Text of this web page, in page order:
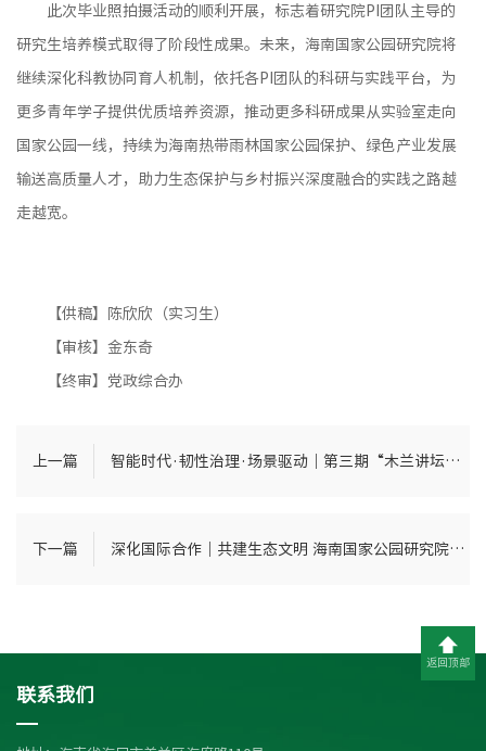
此次毕业照拍摄活动的顺利开展，标志着研究院PI团队主导的
研究生培养模式取得了阶段性成果。未来，海南国家公园研究院将
继续深化科教协同育人机制，依托各PI团队的科研与实践平台，为
更多青年学子提供优质培养资源，推动更多科研成果从实验室走向
国家公园一线，持续为海南热带雨林国家公园保护、绿色产业发展
输送高质量人才，助力生态保护与乡村振兴深度融合的实践之路越
走越宽。
【供稿】陈欣欣（实习生）
【审核】金东奇
【终审】党政综合办
上一篇 智能时代·韧性治理·场景驱动｜第三期“木兰讲坛”专题学术报告会顺利举办
下一篇 深化国际合作｜共建生态文明 海南国家公园研究院与国际生态发展联盟战略合作签约仪式暨研讨会成功举办
返回顶部
联系我们